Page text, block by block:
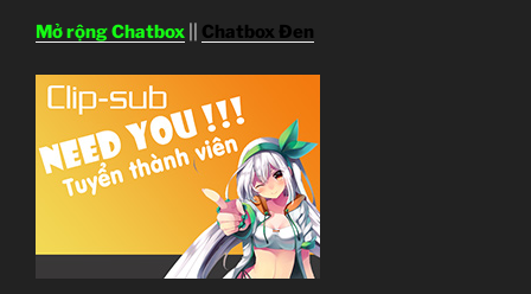
Mở rộng Chatbox Chatbox Đen